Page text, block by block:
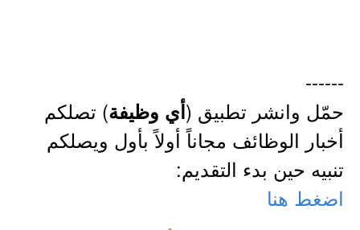
------
حمّل وانشر تطبيق (أي وظيفة) تصلكم
أخبار الوظائف مجاناً أولاً بأول ويصلكم
تنبيه حين بدء التقديم:
اضغط هنا